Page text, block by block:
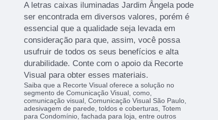
A letras caixas iluminadas Jardim Ângela pode
ser encontrada em diversos valores, porém é
essencial que a qualidade seja levada em
consideração para que, assim, você possa
usufruir de todos os seus benefícios e alta
durabilidade. Conte com o apoio da Recorte
Visual para obter esses materiais.
Saiba que a Recorte Visual oferece a solução no
segmento de Comunicação Visual, como,
comunicação visual, Comunicação Visual São Paulo,
adesivagem de parede, toldos e coberturas, Totem
para Condomínio, fachada para loja, entre outros